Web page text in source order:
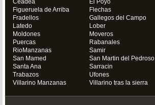
Ceadea
El Poyo
Figueruela de Arriba
Flechas
Fradellos
Gallegos del Campo
Latedo
Lober
Moldones
Moveros
Puercas
Rabanales
RioManzanas
Samir
San Mamed
San Martin del Pedroso
Santa Ana
Sarracin
Trabazos
Ufones
Villarino Manzanas
Villarino tras la sierra